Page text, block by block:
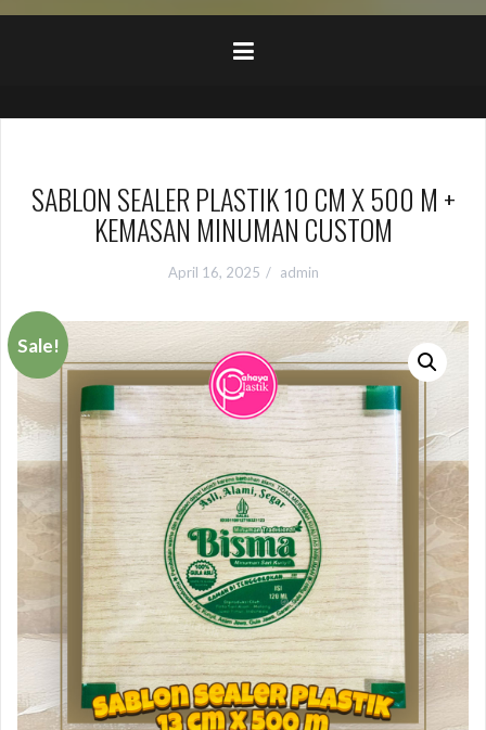
SABLON SEALER PLASTIK 10 CM X 500 M +
KEMASAN MINUMAN CUSTOM
April 16, 2025 admin
Sale!